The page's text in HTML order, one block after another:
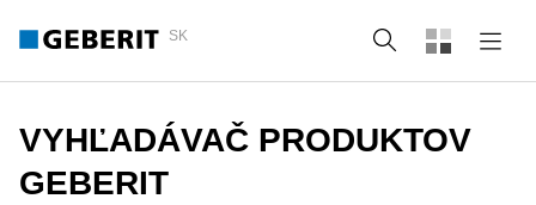
SK Vyhľadať
VYHĽADÁVAČ PRODUKTOV
GEBERIT